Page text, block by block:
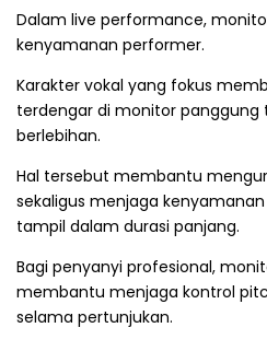
Dalam live performance,
kenyamanan performer.
Karakter vokal yang fokus
terdengar di monitor panggung
berlebihan.
Hal tersebut membantu
sekaligus menjaga
tampil dalam durasi panjang.
Bagi penyanyi profesional,
membantu menjaga kontrol
selama pertunjukan.